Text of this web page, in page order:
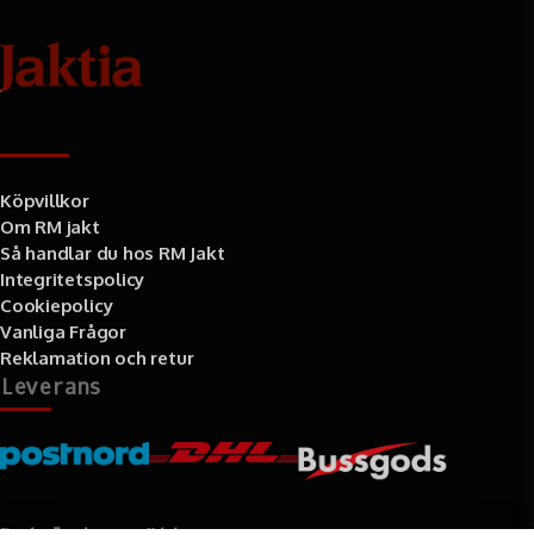
Köpvillkor
Om RM jakt
Så handlar du hos RM Jakt
Integritetspolicy
Cookiepolicy
Vanliga Frågor
Reklamation och retur
Leverans